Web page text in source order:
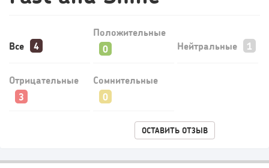
Все
Положительные
Нейтральные
Отрицательные Сомнительные
ОСТАВИТЬ ОТЗЫВ